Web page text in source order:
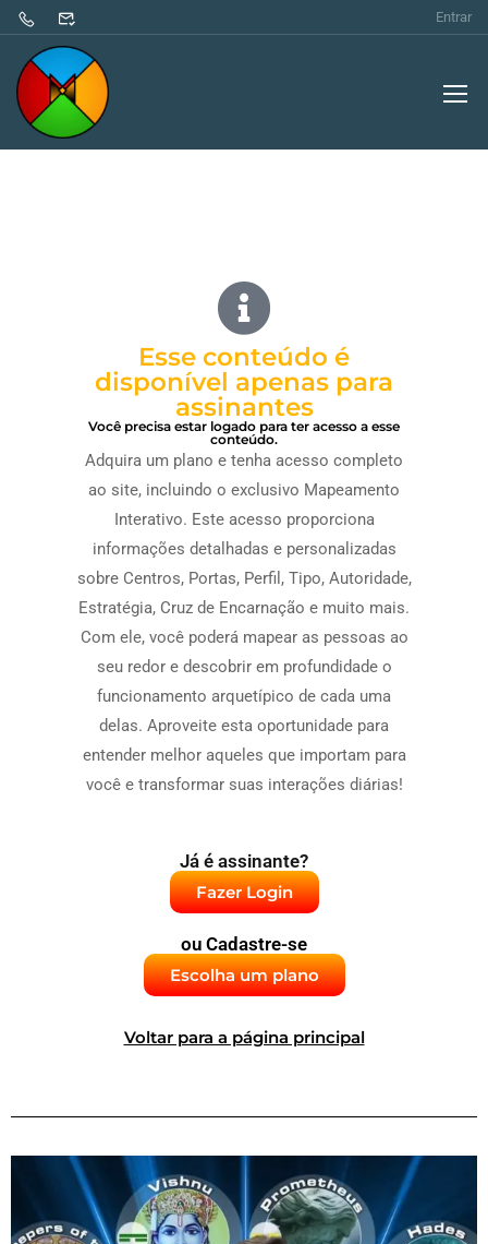
Entrar
Esse conteúdo é
disponível apenas para
assinantes
Você precisa estar logado para ter acesso a esse
conteúdo.
Adquira um plano e tenha acesso completo
ao site, incluindo o exclusivo Mapeamento
Interativo. Este acesso proporciona
informações detalhadas e personalizadas
sobre Centros, Portas, Perfil, Tipo, Autoridade,
Estratégia, Cruz de Encarnação e muito mais.
Com ele, você poderá mapear as pessoas ao
seu redor e descobrir em profundidade o
funcionamento arquetípico de cada uma
delas. Aproveite esta oportunidade para
entender melhor aqueles que importam para
você e transformar suas interações diárias!
Já é assinante?
Fazer Login
ou Cadastre-se
Escolha um plano
Voltar para a página principal